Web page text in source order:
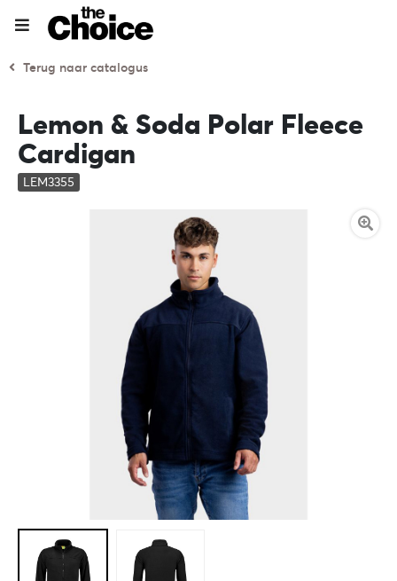
Terug naar catalogus
Lemon & Soda Polar Fleece
Cardigan
LEM3355